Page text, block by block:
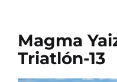
TURISMO
Magma
Triatlón-13